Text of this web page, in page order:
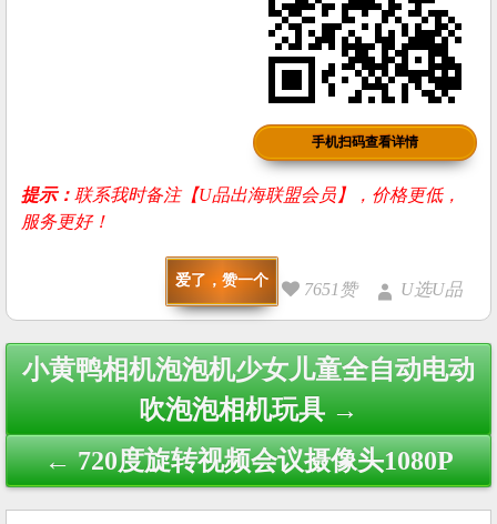
手机扫码查看详情
提示：联系我时备注【U品出海联盟会员】，价格更低，
服务更好！
爱了，赞一个 7651赞 U选U品
Post
navigation
小黄鸭相机泡泡机少女儿童全自动电动
吹泡泡相机玩具 →
← 720度旋转视频会议摄像头1080P